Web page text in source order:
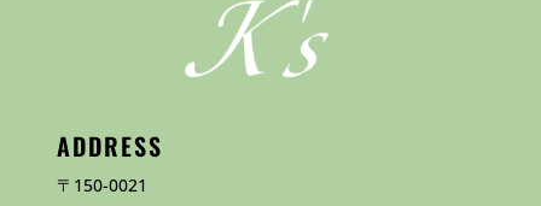
ADDRESS
〒150-0021